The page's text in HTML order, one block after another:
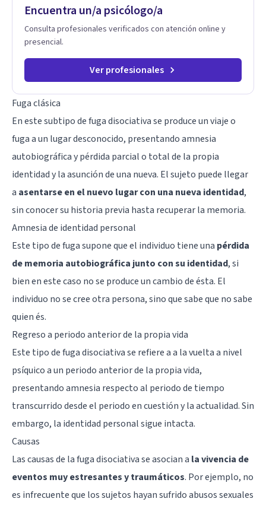
Encuentra un/a psicólogo/a
Consulta profesionales verificados con atención online y
presencial.
Ver profesionales
Fuga clásica
En este subtipo de fuga disociativa se produce un viaje o
fuga a un lugar desconocido, presentando amnesia
autobiográfica y pérdida parcial o total de la propia
identidad y la asunción de una nueva. El sujeto puede llegar
a asentarse en el nuevo lugar con una nueva identidad,
sin conocer su historia previa hasta recuperar la memoria.
Amnesia de identidad personal
Este tipo de fuga supone que el individuo tiene una pérdida
de memoria autobiográfica junto con su identidad, si
bien en este caso no se produce un cambio de ésta. El
individuo no se cree otra persona, sino que sabe que no sabe
quien és.
Regreso a periodo anterior de la propia vida
Este tipo de fuga disociativa se refiere a a la vuelta a nivel
psíquico a un periodo anterior de la propia vida,
presentando amnesia respecto al periodo de tiempo
transcurrido desde el periodo en cuestión y la actualidad. Sin
embargo, la identidad personal sigue intacta.
Causas
Las causas de la fuga disociativa se asocian a la vivencia de
eventos muy estresantes y traumáticos. Por ejemplo, no
es infrecuente que los sujetos hayan sufrido abusos sexuales